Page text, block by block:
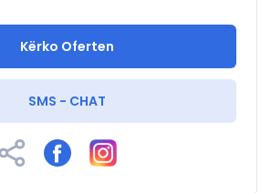
Kërko Oferten
SMS - CHAT